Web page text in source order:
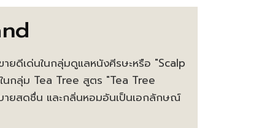
ยดีเด่นในกลุ่มดูแลหนังศีรษะหรือ "Scalp
กลุ่ม Tea Tree สูตร "Tea Tree
ายสดชื่น และกลิ่นหอมอันเป็นเอกลักษณ์